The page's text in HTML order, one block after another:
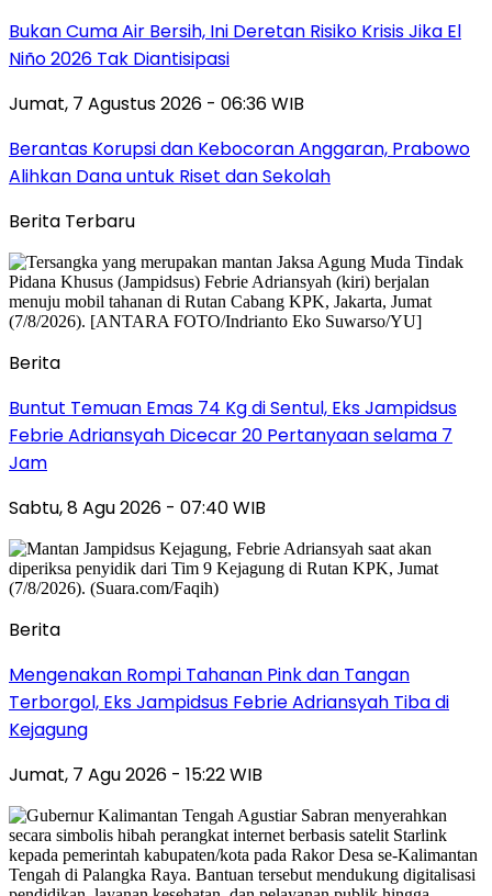
Bukan Cuma Air Bersih, Ini Deretan Risiko Krisis Jika El
Niño 2026 Tak Diantisipasi
Jumat, 7 Agustus 2026 - 06:36 WIB
Berantas Korupsi dan Kebocoran Anggaran, Prabowo
Alihkan Dana untuk Riset dan Sekolah
Berita Terbaru
Berita
Buntut Temuan Emas 74 Kg di Sentul, Eks Jampidsus
Febrie Adriansyah Dicecar 20 Pertanyaan selama 7
Jam
Sabtu, 8 Agu 2026 - 07:40 WIB
Berita
Mengenakan Rompi Tahanan Pink dan Tangan
Terborgol, Eks Jampidsus Febrie Adriansyah Tiba di
Kejagung
Jumat, 7 Agu 2026 - 15:22 WIB